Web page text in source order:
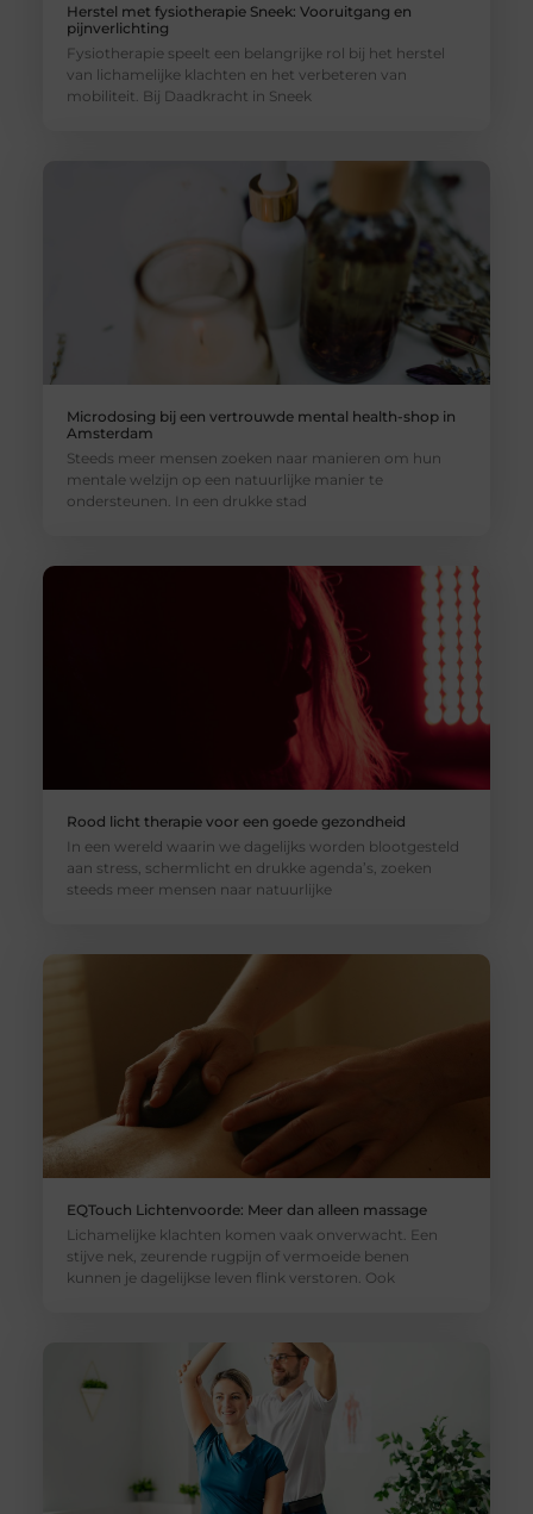
Herstel met fysiotherapie Sneek: Vooruitgang en
pijnverlichting
Fysiotherapie speelt een belangrijke rol bij het herstel
van lichamelijke klachten en het verbeteren van
mobiliteit. Bij Daadkracht in Sneek
Microdosing bij een vertrouwde mental health-shop in
Amsterdam
Steeds meer mensen zoeken naar manieren om hun
mentale welzijn op een natuurlijke manier te
ondersteunen. In een drukke stad
Rood licht therapie voor een goede gezondheid
In een wereld waarin we dagelijks worden blootgesteld
aan stress, schermlicht en drukke agenda’s, zoeken
steeds meer mensen naar natuurlijke
EQTouch Lichtenvoorde: Meer dan alleen massage
Lichamelijke klachten komen vaak onverwacht. Een
stijve nek, zeurende rugpijn of vermoeide benen
kunnen je dagelijkse leven flink verstoren. Ook